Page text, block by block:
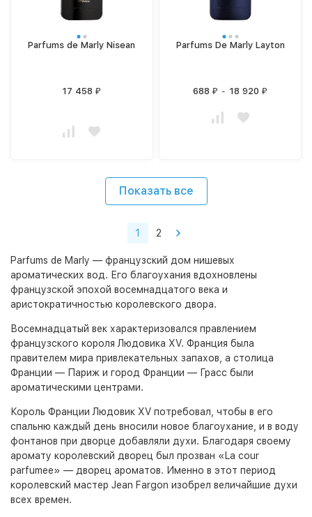
Parfums de Marly Nisean
17 458₽
Parfums De Marly Layton
688₽ - 18 920₽
Показать все
1 2
Parfums de Marly — французский дом нишевых
ароматических вод. Его благоухания вдохновлены
французской эпохой восемнадцатого века и
аристократичностью королевского двора.
Восемнадцатый век характеризовался правлением
французского короля Людовика XV. Франция была
правителем мира привлекательных запахов, а столица
Франции — Париж и город Франции — Грасс были
ароматическими центрами.
Король Франции Людовик XV потребовал, чтобы в его
спальню каждый день вносили новое благоухание, и в воду
фонтанов при дворце добавляли духи. Благодаря своему
аромату королевский дворец был прозван «La cour
parfumee» — дворец ароматов. Именно в этот период
королевский мастер Jean Fargon изобрел величайшие духи
всех времен.